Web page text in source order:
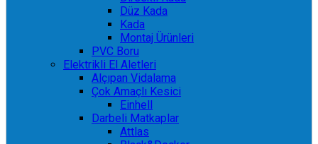
Düz Kada
Kada
Montaj Ürünleri
PVC Boru
Elektrikli El Aletleri
Alçıpan Vidalama
Çok Amaçlı Kesici
Einhell
Darbeli Matkaplar
Attlas